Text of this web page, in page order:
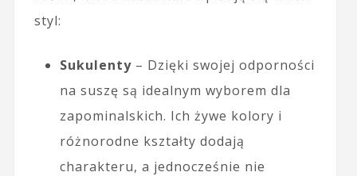
styl:
Sukulenty– Dzięki swojej odporności
na suszę są idealnym wyborem dla
zapominalskich. Ich żywe kolory i
różnorodne kształty dodają
charakteru, a jednocześnie nie